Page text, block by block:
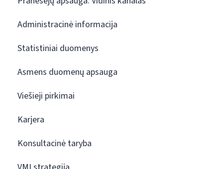
Administracinė informacija
Statistiniai duomenys
Asmens duomenų apsauga
Viešieji pirkimai
Karjera
Konsultacinė taryba